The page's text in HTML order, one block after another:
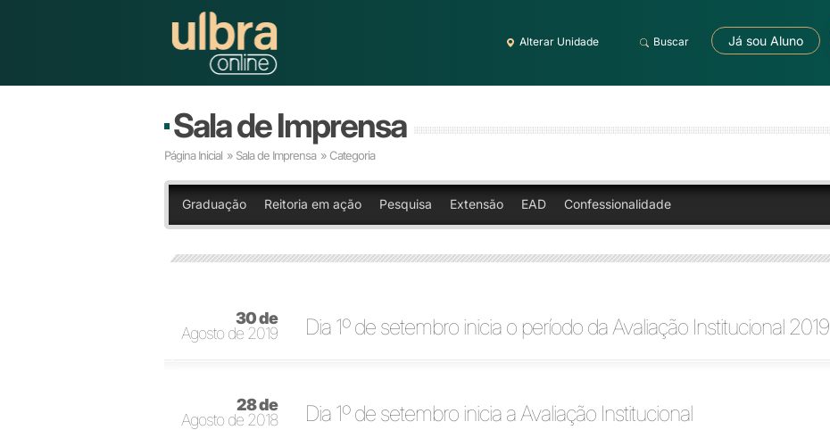
Alterar Unidade Buscar Já sou Aluno
Sala de Imprensa
Página Inicial » Sala de Imprensa » Categoria
Graduação Reitoria em ação Pesquisa Extensão EAD Confessionalidade
30 de
Agosto de 2019
Dia 1º de setembro inicia o período da Avaliação Institucional 2019
28 de
Agosto de 2018
Dia 1º de setembro inicia a Avaliação Institucional